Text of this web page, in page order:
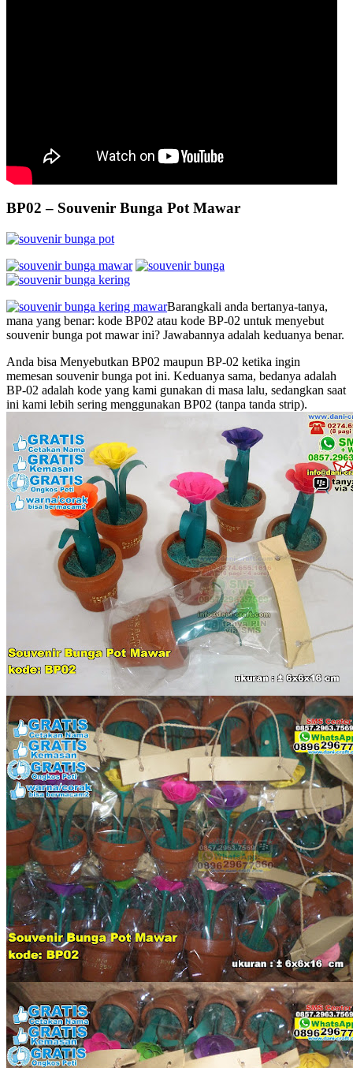
BP02 – Souvenir Bunga Pot Mawar
Barangkali anda bertanya-tanya,
mana yang benar: kode BP02 atau kode BP-02 untuk menyebut
souvenir bunga pot mawar ini? Jawabannya adalah keduanya benar.
Anda bisa Menyebutkan BP02 maupun BP-02 ketika ingin
memesan souvenir bunga pot ini. Keduanya sama, bedanya adalah
BP-02 adalah kode yang kami gunakan di masa lalu, sedangkan saat
ini kami lebih sering menggunakan BP02 (tanpa tanda strip).